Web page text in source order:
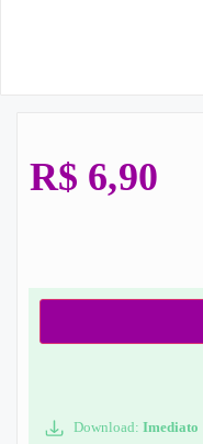
R$ 6,90
Download: Imediato